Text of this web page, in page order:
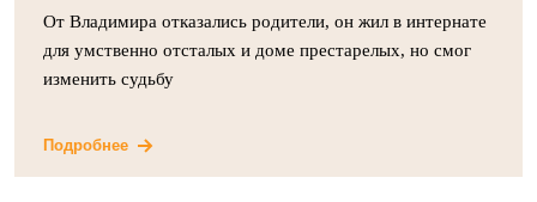
От Владимира отказались родители, он жил в интернате
для умственно отсталых и доме престарелых, но смог
изменить судьбу
Подробнее